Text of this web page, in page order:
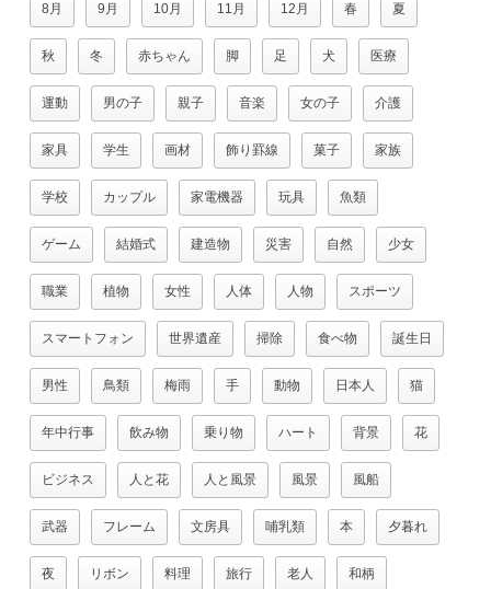
8月 9月 10月 11月 12月 春 夏
秋 冬 赤ちゃん 脚 足 犬 医療
運動 男の子 親子 音楽 女の子 介護
家具 学生 画材 飾り罫線 菓子 家族
学校 カップル 家電機器 玩具 魚類
ゲーム 結婚式 建造物 災害 自然 少女
職業 植物 女性 人体 人物 スポーツ
スマートフォン 世界遺産 掃除 食べ物 誕生日
男性 鳥類 梅雨 手 動物 日本人 猫
年中行事 飲み物 乗り物 ハート 背景 花
ビジネス 人と花 人と風景 風景 風船
武器 フレーム 文房具 哺乳類 本 夕暮れ
夜 リボン 料理 旅行 老人 和柄